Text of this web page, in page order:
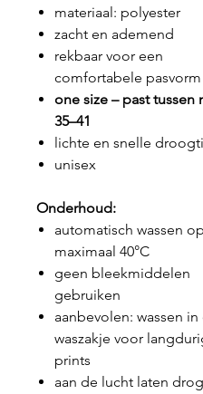
materiaal: polyester
zacht en ademend
rekbaar voor een
comfortabele pasvorm
one size – past tussen
35–41
lichte en snelle
unisex
Onderhoud:
automatisch wassen op
maximaal 40°C
geen bleekmiddelen
gebruiken
aanbevolen: wassen in
waszakje voor
prints
aan de lucht laten